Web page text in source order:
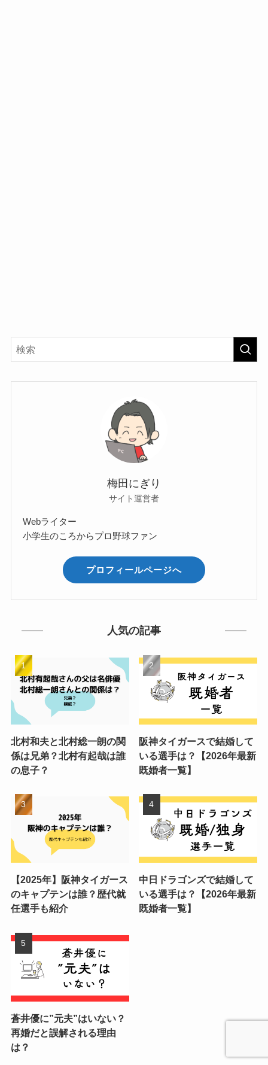
梅田にぎり
サイト運営者
Webライター
小学生のころからプロ野球ファン
プロフィールページへ
人気の記事
北村和夫と北村総一朗の関
係は兄弟？北村有起哉は誰
の息子？
阪神タイガースで結婚して
いる選手は？【2026年最新
既婚者一覧】
【2025年】阪神タイガース
のキャプテンは誰？歴代就
任選手も紹介
中日ドラゴンズで結婚して
いる選手は？【2026年最新
既婚者一覧】
蒼井優に”元夫”はいない？
再婚だと誤解される理由
は？